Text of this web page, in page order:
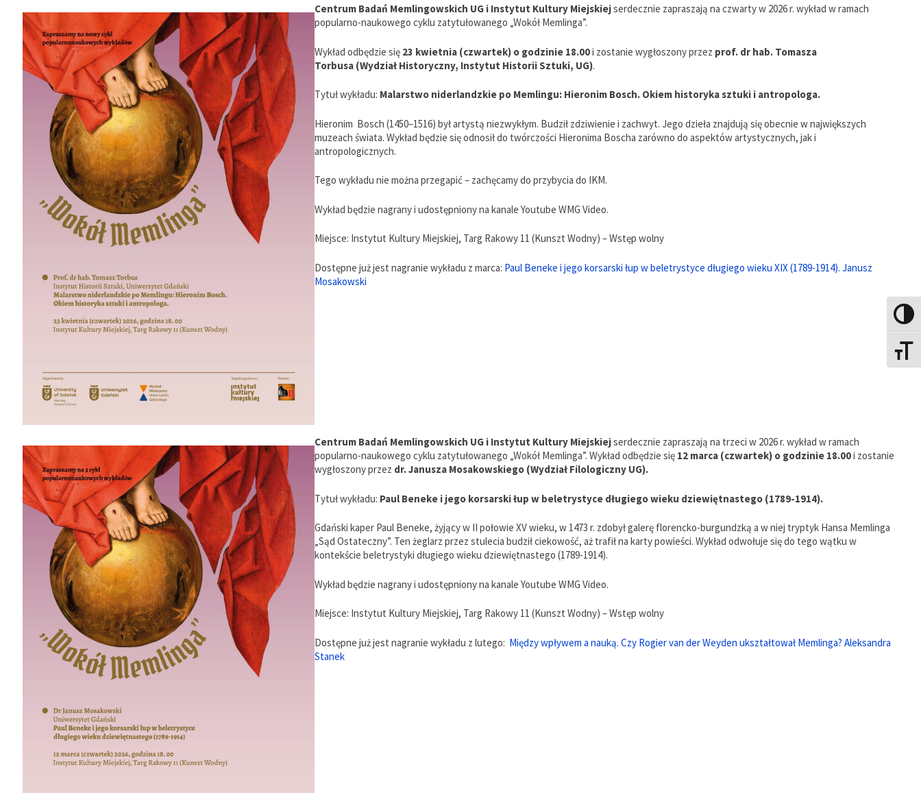
Centrum Badań Memlingowskich UG i Instytut Kultury Miejskiejserdecznie zapraszają na czwarty w 2026 r. wykład w ramach
popularno-naukowego cyklu zatytułowanego „Wokół Memlinga”.
Wykład odbędzie się 23 kwietnia (czwartek) o godzinie 18.00i zostanie wygłoszony przez prof. dr hab. Tomasza
Torbusa (Wydział Historyczny, Instytut Historii Sztuki, UG).
Tytuł wykładu: Malarstwo niderlandzkie po Memlingu: Hieronim Bosch. Okiem historyka sztuki i antropologa.
Hieronim Bosch (1450–1516) był artystą niezwykłym. Budził zdziwienie i zachwyt. Jego dzieła znajdują się obecnie w największych
muzeach świata. Wykład będzie się odnosił do twórczości Hieronima Boscha zarówno do aspektów artystycznych, jak i
antropologicznych.
Tego wykładu nie można przegapić – zachęcamy do przybycia do IKM.
Wykład będzie nagrany i udostępniony na kanale Youtube WMG Video.
Miejsce: Instytut Kultury Miejskiej, Targ Rakowy 11 (Kunszt Wodny) – Wstęp wolny
Dostępne już jest nagranie wykładu z marca: Paul Beneke i jego korsarski łup w beletrystyce długiego wieku XIX (1789-1914). Janusz
Mosakowski
Centrum Badań Memlingowskich UG i Instytut Kultury Miejskiejserdecznie zapraszają na trzeci w 2026 r. wykład w ramach
popularno-naukowego cyklu zatytułowanego „Wokół Memlinga”. Wykład odbędzie się 12 marca (czwartek) o godzinie 18.00i zostanie
wygłoszony przez dr. Janusza Mosakowskiego (Wydział Filologiczny UG).
Tytuł wykładu: Paul Beneke i jego korsarski łup w beletrystyce długiego wieku dziewiętnastego (1789-1914).
Gdański kaper Paul Beneke, żyjący w II połowie XV wieku, w 1473 r. zdobył galerę florencko-burgundzką a w niej tryptyk Hansa Memlinga
„Sąd Ostateczny”. Ten żeglarz przez stulecia budził ciekowość, aż trafił na karty powieści. Wykład odwołuje się do tego wątku w
kontekście beletrystyki długiego wieku dziewiętnastego (1789-1914).
Wykład będzie nagrany i udostępniony na kanale Youtube WMG Video.
Miejsce: Instytut Kultury Miejskiej, Targ Rakowy 11 (Kunszt Wodny) – Wstęp wolny
Dostępne już jest nagranie wykładu z lutego: Między wpływem a nauką. Czy Rogier van der Weyden ukształtował Memlinga? Aleksandra
Stanek